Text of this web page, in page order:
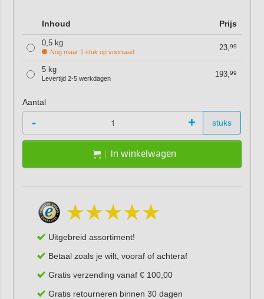
Inhoud Prijs
0,5 kg
Nog maar 1 stuk op voorraad 23,99
5 kg
Levertijd 2-5 werkdagen 193,99
Aantal
- + stuks
In winkelwagen
Uitgebreid assortiment!
Betaal zoals je wilt, vooraf of achteraf
Gratis verzending vanaf € 100,00
Gratis retourneren binnen 30 dagen